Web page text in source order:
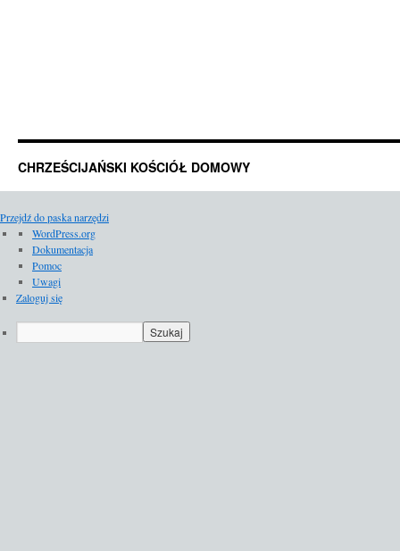
CHRZEŚCIJAŃSKI KOŚCIÓŁ DOMOWY
Przejdź do paska narzędzi
O
WordPressie
WordPress.org
Dokumentacja
Pomoc
Uwagi
Zaloguj się
Szukaj